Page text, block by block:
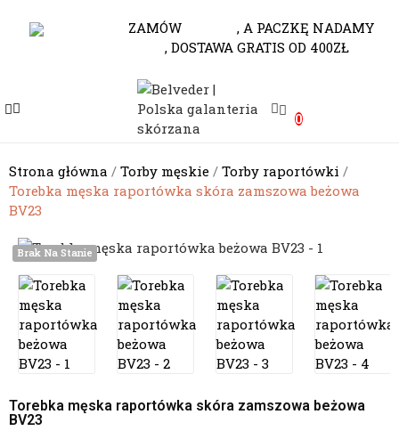
ZAMÓW
, A PACZKĘ NADAMY
, DOSTAWA GRATIS OD 400ZŁ
0
Strona główna Torby męskie
Torby raportówki
Torebka męska raportówka skóra zamszowa beżowa
BV23
Brak Na Stanie
Torebka męska raportówka skóra zamszowa beżowa
BV23